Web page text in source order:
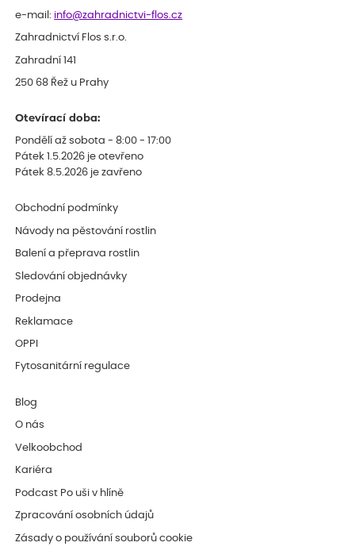
e-mail: info@zahradnictvi-flos.cz
Zahradnictví Flos s.r.o.
Zahradní 141
250 68 Řež u Prahy
Otevírací doba:
Pondělí až sobota - 8:00 - 17:00
Pátek 1.5.2026 je otevřeno
Pátek 8.5.2026 je zavřeno
Obchodní podmínky
Návody na pěstování rostlin
Balení a přeprava rostlin
Sledování objednávky
Prodejna
Reklamace
OPPI
Fytosanitární regulace
Blog
O nás
Velkoobchod
Kariéra
Podcast Po uši v hlíně
Zpracování osobních údajů
Zásady o používání souborů cookie